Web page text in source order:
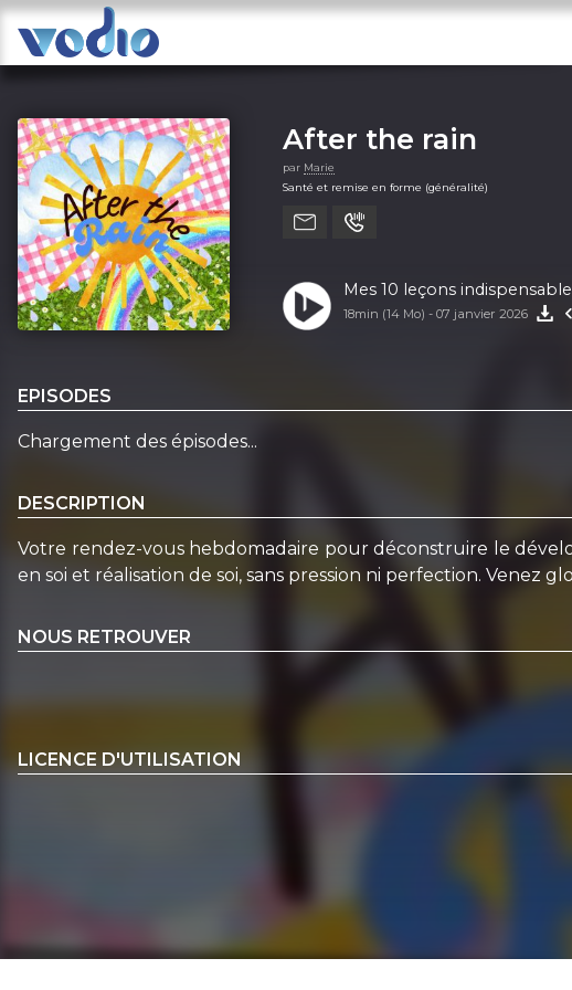
After the rain
par Marie
Santé et remise en forme (généralité)
Mes 10 leçons
18min (14 Mo) - 07 janvier 2026
EPISODES
Chargement des épisodes...
DESCRIPTION
Votre rendez-vous hebdomadaire pour déconstruire le
en soi et réalisation de soi, sans pression ni perfection. Venez
NOUS RETROUVER
LICENCE D'UTILISATION